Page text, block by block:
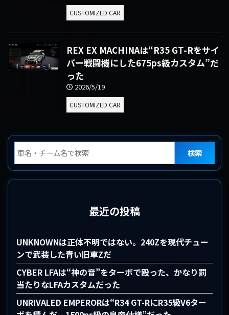
CUSTOMIZED CAR
REX EX MACHINAは“R35 GT-Rをサイ
バー戦闘機にした675ps級カスタム”だ
った
2026/5/19
CUSTOMIZED CAR
検索
最近の投稿
UNKNOWNは正体不明ではない。240Zを現代チュー
ンで武装した青い旧車Zだ
CYBER LFAは“神の音”をターボで殴った、かなり罰
当たりなLFAカスタムだった
UNRIVALED EMPERORは“R34 GT-RにR35級V6ター